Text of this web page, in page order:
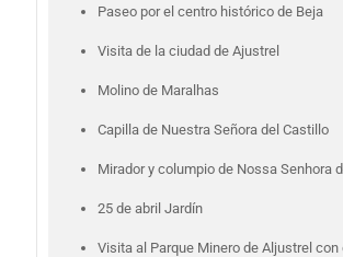
Paseo por el centro histórico de Beja
Visita de la ciudad de Ajustrel
Molino de Maralhas
Capilla de Nuestra Señora del Castillo
Mirador y columpio de Nossa Senhora
25 de abril Jardín
Visita al Parque Minero de Aljustrel